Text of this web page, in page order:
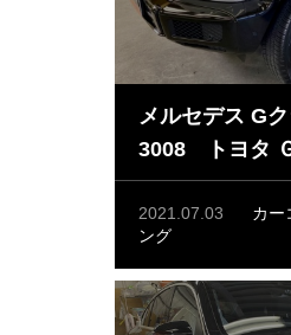
メルセデス G
3008 トヨタ
X ガラスコー
ィング
2021.07.03 カー
ング